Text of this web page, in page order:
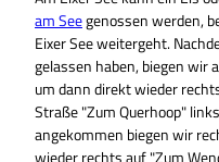
am Seegenossen werden,
Eixer See weitergeht.
gelassen haben, biegen wir
um dann direkt wieder
Straße "Zum Querhoop"
angekommen biegen wir
wieder rechts auf "Zum